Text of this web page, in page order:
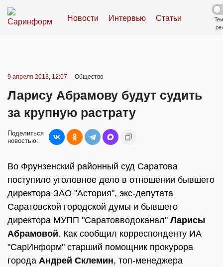
Новости Интервью Статьи
9 апреля 2013, 12:07 Общество
Ларису Абрамову будут судить
за крупную растрату
Поделиться
новостью:
Во Фрунзенский районный суд Саратова
поступило уголовное дело в отношении бывшего
директора ЗАО "Астория", экс-депутата
Саратовской городской думы и бывшего
директора МУПП "Саратовводоканал" Ларисы
Абрамовой. Как сообщил корреспонденту ИА
"СарИнформ" старший помощник прокурора
города Андрей Склемин, топ-менеджера